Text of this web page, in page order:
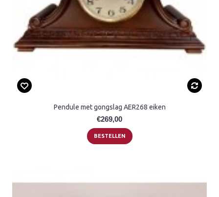
Pendule met gongslag AER268 eiken
€269,00
BESTELLEN